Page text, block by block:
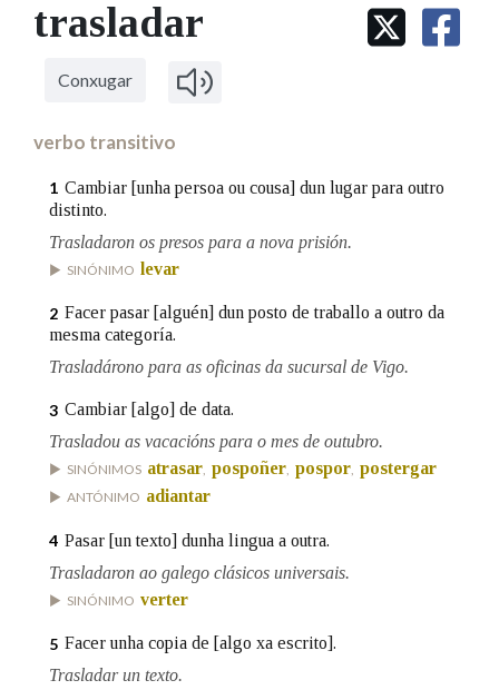
IDENTIDADE CORPORATIVA
MARCIAL DEL ADALID
FIGURAS HOMENAXEADAS
Facebook
TwitterYoutubeInstagram
Bluesky
BUSCAR NOS LEMAS
Comeza por
Contén
BUSCAR NO CONTIDO
Nos exemplos
OUTRAS OPCIÓNS DE BUSCA
trasladar
Conxugar
verbo transitivo
1 Cambiar [unha persoa ou cousa] dun lugar para outro
distinto.
Trasladaron os presos para a nova prisión.
SINÓNIMO levar
2 Facer pasar [alguén] dun posto de traballo a outro da
mesma categoría.
Trasladárono para as oficinas da sucursal de Vigo.
3 Cambiar [algo] de data.
Trasladou as vacacións para o mes de outubro.
SINÓNIMOS atrasar, pospoñer, pospor, postergar
ANTÓNIMO adiantar
4 Pasar [un texto] dunha lingua a outra.
Trasladaron ao galego clásicos universais.
SINÓNIMO verter
5 Facer unha copia de [algo xa escrito].
Trasladar un texto.